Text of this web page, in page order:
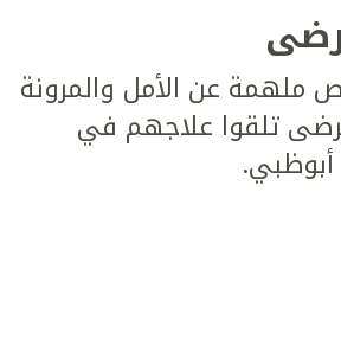
عن الأمل والمرونة
تلقوا علاجهم في
أبوظبي.